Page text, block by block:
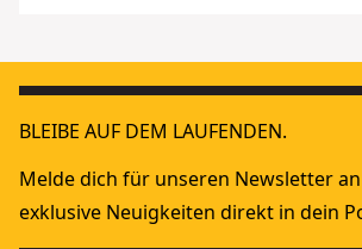
BLEIBE AUF DEM LAUFENDEN.
Melde dich für unseren Newsletter
exklusive Neuigkeiten direkt in dein